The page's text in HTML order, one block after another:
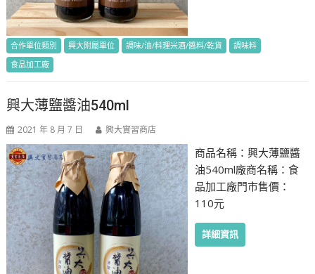
合作單位類別 興大附屬單位 調味/油/料理米酒/醬料/乾貨
調味料
食品加工廠
興大薄鹽醬油540ml
2021 年 8 月 7 日 興大實習商店
商品名稱：興大薄鹽醬
油540ml廠商名稱：食
品加工廠門市售價：
110元
詳細資訊